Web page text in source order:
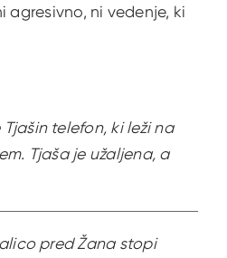
ni vedenje, ki
telefon, ki leži na
Tjaša je užaljena, a
pred Žana stopi